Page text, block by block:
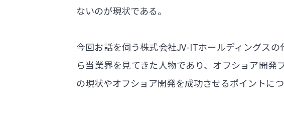
ないのが現状である。
今回お話を伺う株式会社JV-ITホールディングス
ら当業界を見てきた人物であり、オフショア開
の現状やオフショア開発を成功させるポイントに